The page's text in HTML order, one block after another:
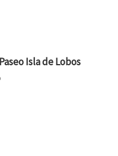
Isla de Lobos